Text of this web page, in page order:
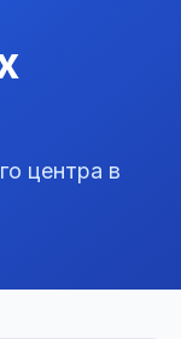
центра в